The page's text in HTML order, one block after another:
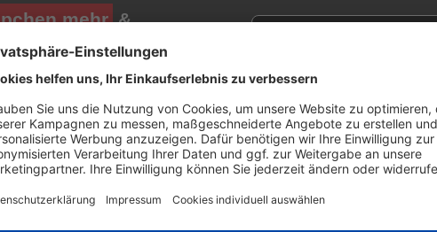
mehr &
Newsletter!
Newsletter E-Mail Adresse
Sie sich für den Druckerzubehör.de-Newsletter. Weitere Informationen